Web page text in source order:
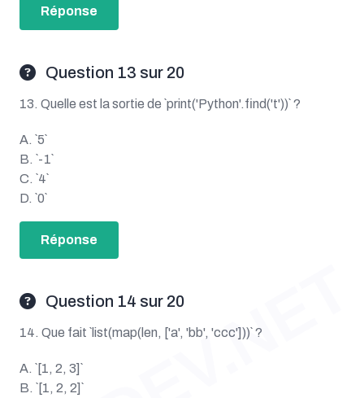
Réponse
Question 13 sur 20
13. Quelle est la sortie de `print('Python'.find('t'))` ?
A. `5`
B. `-1`
C. `4`
D. `0`
Réponse
Question 14 sur 20
14. Que fait `list(map(len, ['a', 'bb', 'ccc']))` ?
A. `[1, 2, 3]`
B. `[1, 2, 2]`